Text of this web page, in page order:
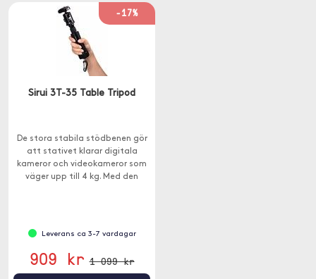
-17%
Sirui 3T-35 Table Tripod
De stora stabila stödbenen gör
att stativet klarar digitala
kameror och videokameror som
väger upp till 4 kg. Med den
Leverans ca 3-7 vardagar
909 kr 1 099 kr